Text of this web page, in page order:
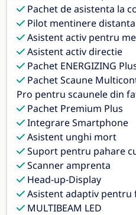
Pachet de asistenta la
Pilot mentinere distanta
Asistent activ pentru
Asistent activ directie
Pachet ENERGIZING
Pachet Scaune
Pro pentru scaunele din
Pachet Premium Plus
Integrare Smartphone
Asistent unghi mort
Suport pentru pahare
Scanner amprenta
Head-up-Display
Asistent adaptiv pentru
MULTIBEAM LED